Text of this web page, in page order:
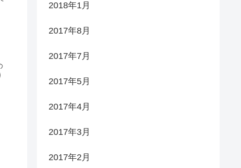
2018年1月
2017年8月
2017年7月
2017年5月
2017年4月
2017年3月
2017年2月